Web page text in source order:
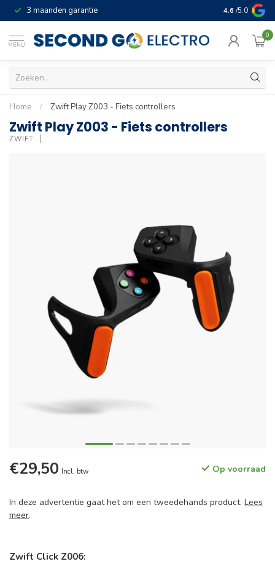
3 maanden garantie Geld terug
4.6 /5.0
MENU
0
Home / Zwift Play Z003 - Fiets controllers
Zwift Play Z003 - Fiets controllers
ZWIFT
€29,50 Incl. btw Op voorraad
In deze advertentie gaat het om een tweedehands product. Lees
meer.
Zwift Click Z006: